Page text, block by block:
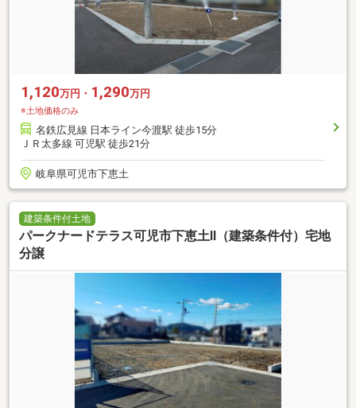
1,120万円・ 1,290万円
※土地価格のみ
名鉄広見線 日本ライン今渡駅 徒歩15分
ＪＲ太多線 可児駅 徒歩21分
岐阜県可児市下恵土
建築条件付土地
パークナードテラス可児市下恵土Ⅱ（建築条件付）宅地
分譲